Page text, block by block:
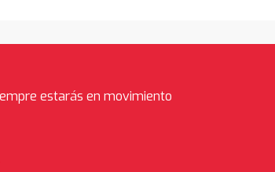
estarás en movimiento